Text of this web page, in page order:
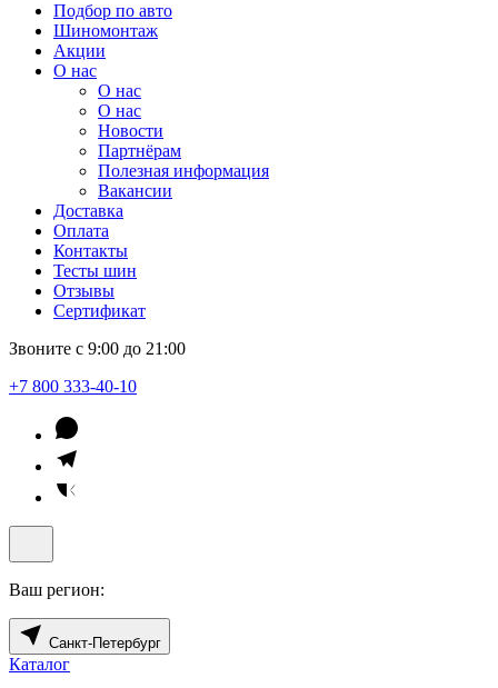
Подбор по авто
Шиномонтаж
Акции
О нас
О нас
О нас
Новости
Партнёрам
Полезная информация
Вакансии
Доставка
Оплата
Контакты
Тесты шин
Отзывы
Сертификат
Звоните с 9:00 до 21:00
+7 800 333-40-10
Ваш регион:
Санкт-Петербург
Каталог